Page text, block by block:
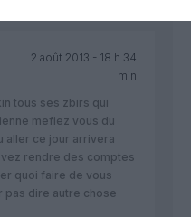
2 août 2013 - 18 h 34
min
tous ses zbirs qui
mefiez vous du
aller ce jour arrivera
rendre des comptes
quoi faire de vous
pas dire autre chose